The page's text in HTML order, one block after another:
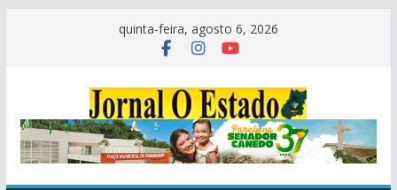
quinta-feira, agosto 6, 2026